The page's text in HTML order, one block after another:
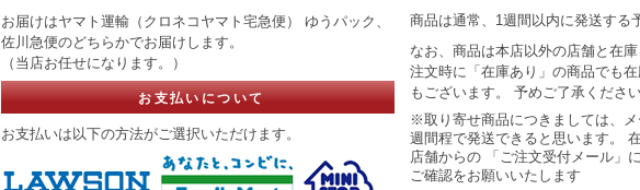
お届けはヤマト運輸（クロネコヤマト宅急便） ゆうパック、
佐川急便のどちらかでお届けします。
（当店お任せになります。）
お支払いについて
お支払いは以下の方法がご選択いただけます。
商品は通常、1週間以内に発送する
なお、商品は本店以外の店舗と在
注文時に「在庫あり」の商品でも
もございます。 予めご了承ください
※取り寄せ商品につきましては、
週間程で発送できると思います。
店舗からの 「ご注文受付メール」
ご確認をお願いいたします